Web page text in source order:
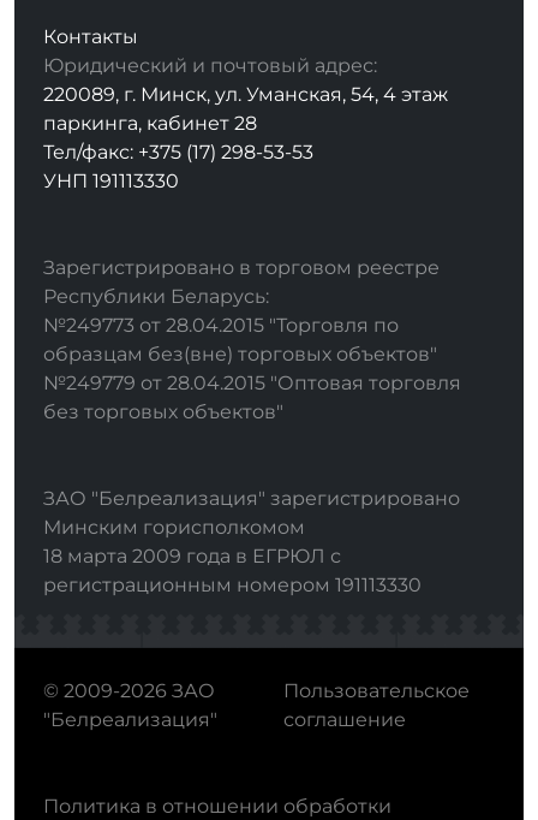
Контакты
Юридический и почтовый адрес:
220089, г. Минск, ул. Уманская, 54, 4 этаж
паркинга, кабинет 28
Тел/факс: +375 (17) 298-53-53
УНП 191113330
Зарегистрировано в торговом реестре
Республики Беларусь:
№249773 от 28.04.2015 "Торговля по
образцам без(вне) торговых объектов"
№249779 от 28.04.2015 "Оптовая торговля
без торговых объектов"
ЗАО "Белреализация" зарегистрировано
Минским горисполкомом
18 марта 2009 года в ЕГРЮЛ с
регистрационным номером 191113330
© 2009-2026 ЗАО
"Белреализация"
Пользовательское
соглашение
Политика в отношении обработки